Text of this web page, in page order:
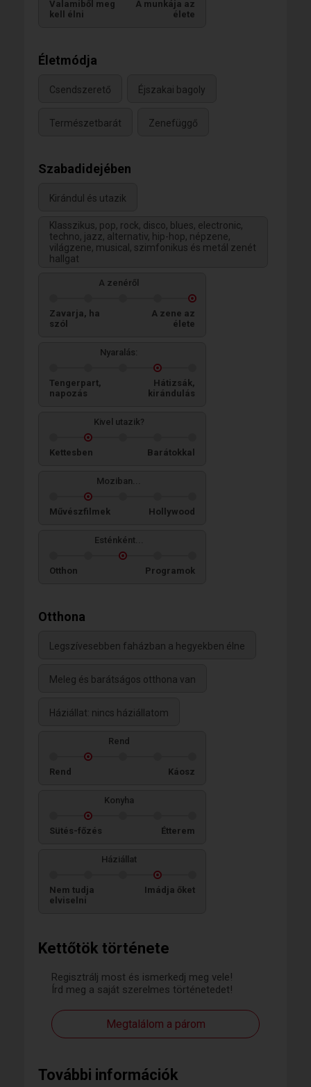
Kettőtök története
Regisztrálj most és ismerkedj meg vele!
Írd meg a saját szerelmes történetedet!
Megtalálom a párom
További információk
Valamiből meg
kell élni
A munkája az
élete
Életmódja
Csendszerető Éjszakai bagoly
Természetbarát Zenefüggő
Szabadidejében
Kirándul és utazik
Klasszikus, pop, rock, disco, blues, electronic,
techno, jazz, alternativ, hip-hop, népzene,
világzene, musical, szimfonikus és metál zenét
hallgat
A zenéről
Zavarja, ha
szól
A zene az
élete
Nyaralás:
Tengerpart,
napozás
Hátizsák,
kirándulás
Kivel utazik?
Kettesben Barátokkal
Moziban...
Művészfilmek Hollywood
Esténként...
Otthon Programok
Otthona
Legszívesebben faházban a hegyekben élne
Meleg és barátságos otthona van
Háziállat: nincs háziállatom
Rend
Rend Káosz
Konyha
Sütés-főzés Étterem
Háziállat
Nem tudja
elviselni
Imádja őket